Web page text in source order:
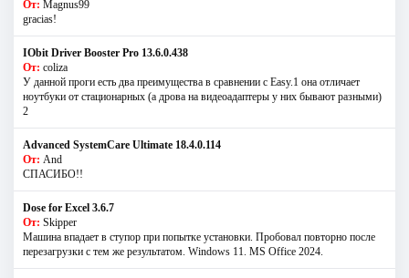
От: Magnus99
gracias!
IObit Driver Booster Pro 13.6.0.438
От: coliza
У данной проги есть два преимущества в сравнении с Easy.1 она отличает
ноутбуки от стационарных (а дрова на видеоадаптеры у них бывают разными)
2
Advanced SystemCare Ultimate 18.4.0.114
От: And
СПАСИБО!!
Dose for Excel 3.6.7
От: Skipper
Машина впадает в ступор при попытке установки. Пробовал повторно после
перезагрузки с тем же результатом. Windows 11. MS Offiсe 2024.